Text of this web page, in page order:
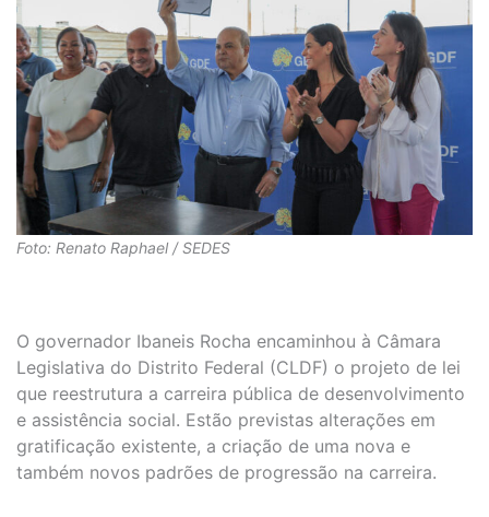
Foto: Renato Raphael / SEDES
O governador Ibaneis Rocha encaminhou à Câmara
Legislativa do Distrito Federal (CLDF) o projeto de lei
que reestrutura a carreira pública de desenvolvimento
e assistência social. Estão previstas alterações em
gratificação existente, a criação de uma nova e
também novos padrões de progressão na carreira.